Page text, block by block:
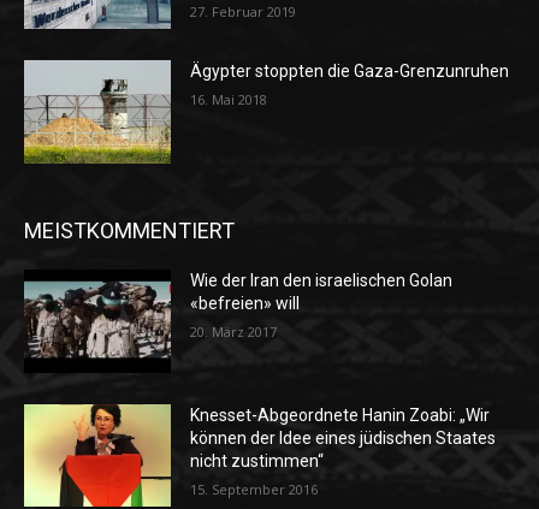
27. Februar 2019
Ägypter stoppten die Gaza-Grenzunruhen
16. Mai 2018
MEISTKOMMENTIERT
Wie der Iran den israelischen Golan
«befreien» will
20. März 2017
Knesset-Abgeordnete Hanin Zoabi: „Wir
können der Idee eines jüdischen Staates
nicht zustimmen“
15. September 2016